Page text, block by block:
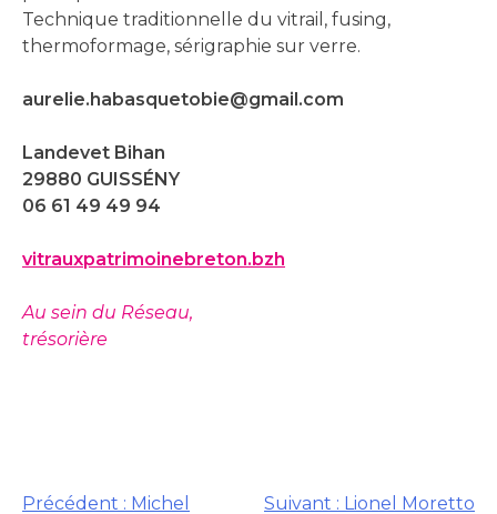
Technique traditionnelle du vitrail, fusing,
thermoformage, sérigraphie sur verre.
aurelie.habasquetobie@gmail.com
Landevet Bihan
29880 GUISSÉNY
06 61 49 49 94
vitrauxpatrimoinebreton.bzh
Au sein du Réseau,
trésorière
Précédent : Michel Suivant : Lionel Moretto